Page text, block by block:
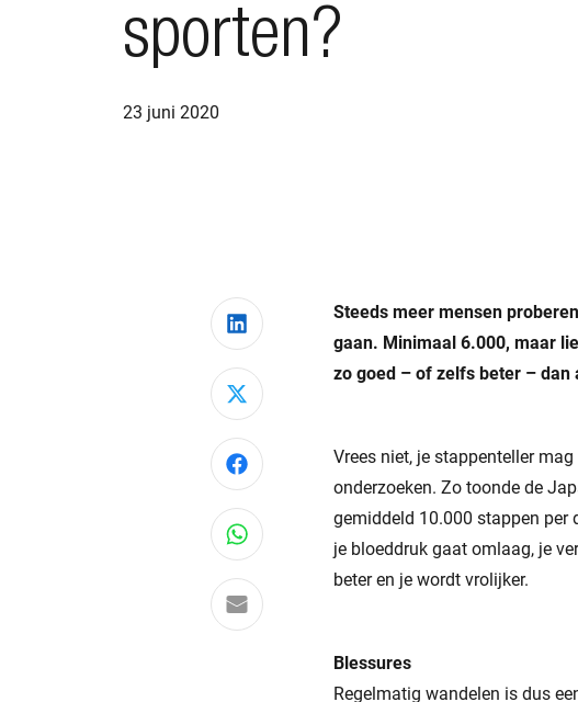
sporten?
23 juni 2020
Steeds meer mensen
gaan. Minimaal 6.000, maar
zo goed – of zelfs beter – dan
Vrees niet, je stappenteller
onderzoeken. Zo toonde de
gemiddeld 10.000 stappen per
je bloeddruk gaat omlaag, je
beter en je wordt vrolijker.
Blessures
Regelmatig wandelen is dus
Deel via LinkedIn
Deel via X
Deel via Facebook
Deel via WhatsApp
Delen via e-mail